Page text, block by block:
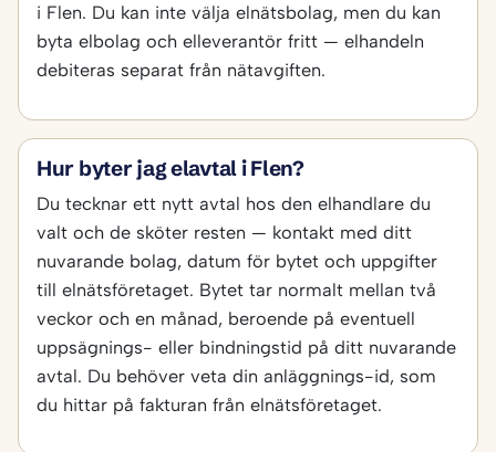
i Flen. Du kan inte välja elnätsbolag, men du kan
byta elbolag och elleverantör fritt — elhandeln
debiteras separat från nätavgiften.
Hur byter jag elavtal i Flen?
Du tecknar ett nytt avtal hos den elhandlare du
valt och de sköter resten — kontakt med ditt
nuvarande bolag, datum för bytet och uppgifter
till elnätsföretaget. Bytet tar normalt mellan två
veckor och en månad, beroende på eventuell
uppsägnings- eller bindningstid på ditt nuvarande
avtal. Du behöver veta din anläggnings-id, som
du hittar på fakturan från elnätsföretaget.